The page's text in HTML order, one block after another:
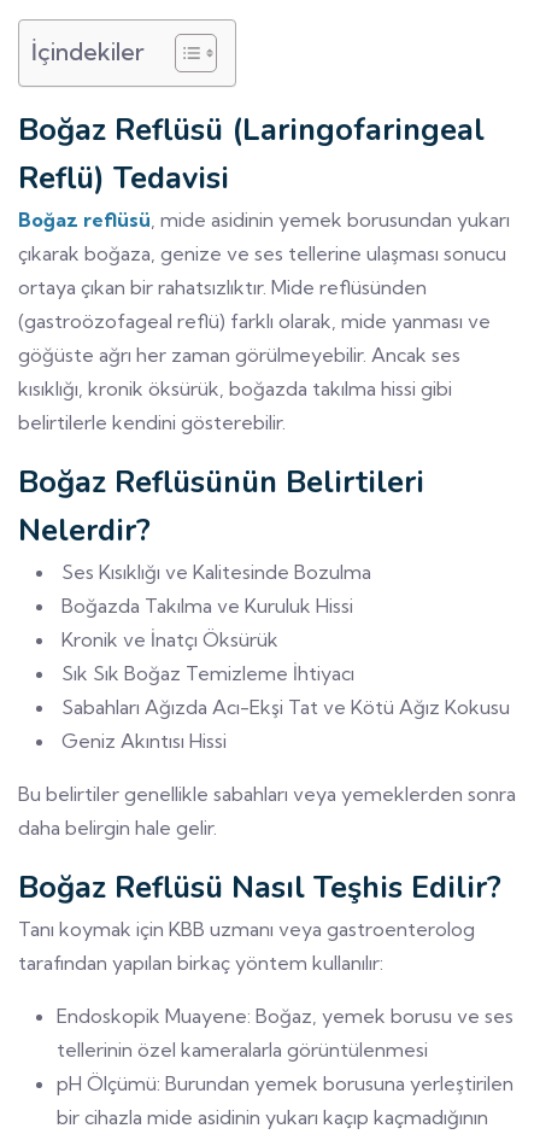
İçindekiler
Boğaz Reflüsü (Laringofaringeal
Reflü) Tedavisi
Boğaz reflüsü, mide asidinin yemek borusundan yukarı
çıkarak boğaza, genize ve ses tellerine ulaşması sonucu
ortaya çıkan bir rahatsızlıktır. Mide reflüsünden
(gastroözofageal reflü) farklı olarak, mide yanması ve
göğüste ağrı her zaman görülmeyebilir. Ancak ses
kısıklığı, kronik öksürük, boğazda takılma hissi gibi
belirtilerle kendini gösterebilir.
Boğaz Reflüsünün Belirtileri
Nelerdir?
Ses Kısıklığı ve Kalitesinde Bozulma
Boğazda Takılma ve Kuruluk Hissi
Kronik ve İnatçı Öksürük
Sık Sık Boğaz Temizleme İhtiyacı
Sabahları Ağızda Acı-Ekşi Tat ve Kötü Ağız Kokusu
Geniz Akıntısı Hissi
Bu belirtiler genellikle sabahları veya yemeklerden sonra
daha belirgin hale gelir.
Boğaz Reflüsü Nasıl Teşhis Edilir?
Tanı koymak için KBB uzmanı veya gastroenterolog
tarafından yapılan birkaç yöntem kullanılır:
Endoskopik Muayene: Boğaz, yemek borusu ve ses
tellerinin özel kameralarla görüntülenmesi
pH Ölçümü: Burundan yemek borusuna yerleştirilen
bir cihazla mide asidinin yukarı kaçıp kaçmadığının